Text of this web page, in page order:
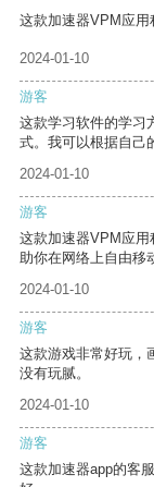
这款加速器VPM应用
2024-01-10
游客
这款学习软件的学习
式。我可以根据自己
2024-01-10
游客
这款加速器VPM应
助你在网络上自由移
2024-01-10
游客
这款游戏非常好玩，
没有玩腻。
2024-01-10
游客
这款加速器app的客